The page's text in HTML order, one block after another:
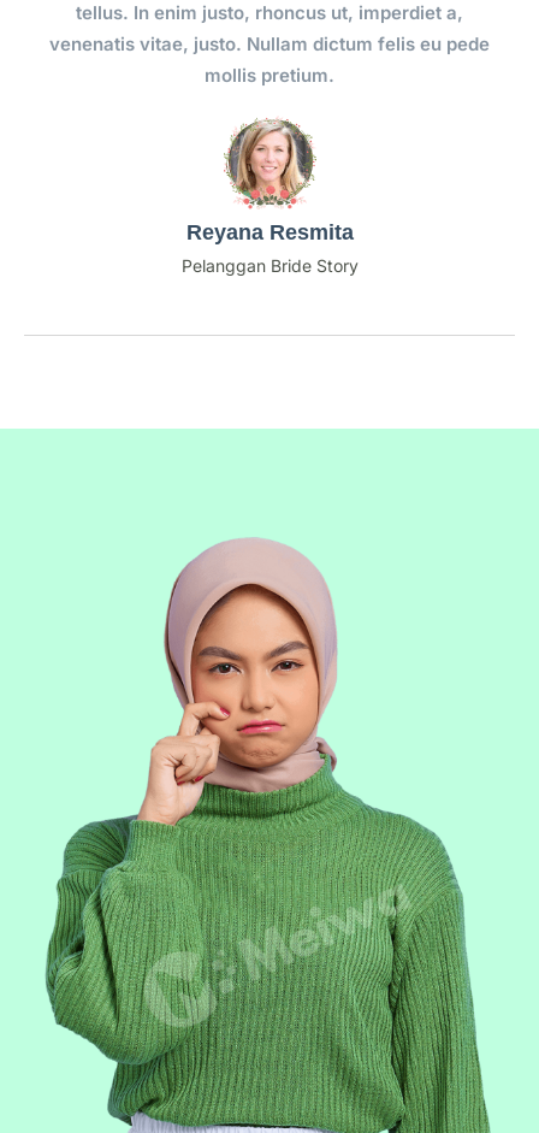
tellus. In enim justo, rhoncus ut, imperdiet a,
venenatis vitae, justo. Nullam dictum felis eu pede
mollis pretium.
Reyana Resmita
Pelanggan Bride Story